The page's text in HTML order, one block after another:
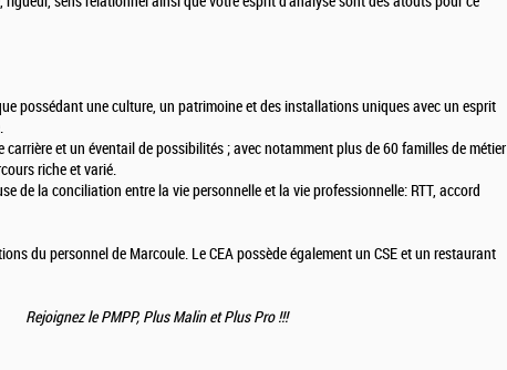
possédant une culture, un patrimoine et des installations uniques avec un esprit
carrière et un éventail de possibilités ; avec notamment plus de 60 familles de métier
riche et varié.
de la conciliation entre la vie personnelle et la vie professionnelle: RTT, accord
du personnel de Marcoule. Le CEA possède également un CSE et un restaurant
Rejoignez le PMPP, Plus Malin et Plus Pro !!!